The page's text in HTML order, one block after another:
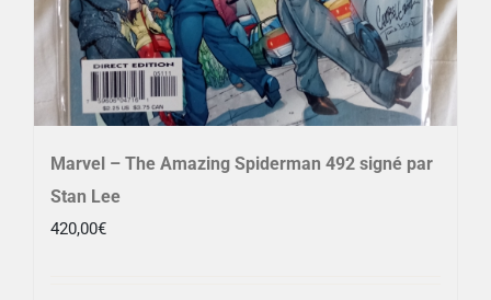
Marvel – The Amazing Spiderman 492 signé par
Stan Lee
420,00€